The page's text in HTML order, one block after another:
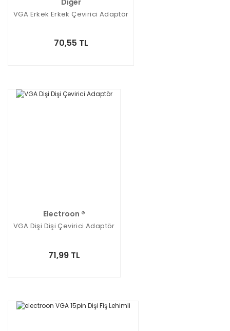
VGA Erkek Erkek Çevirici Adaptör
70,55 TL
Electroon ®
VGA Dişi Dişi Çevirici Adaptör
71,99 TL